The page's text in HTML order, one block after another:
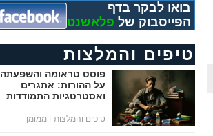
בואו לבקר בדף
הפייסבוק של פלאשנט
טיפים והמלצות
פוסט טראומה והשפעתה
על ההורות: אתגרים
ואסטרטגיות התמודדות
טיפים והמלצות | ממומן